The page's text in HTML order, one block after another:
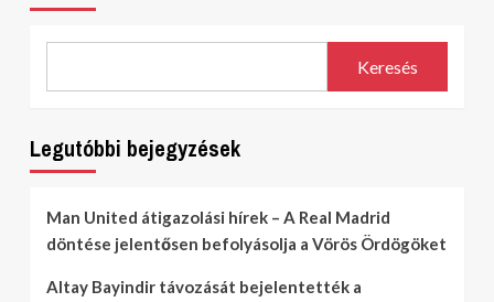
Keresés
Legutóbbi bejegyzések
Man United átigazolási hírek – A Real Madrid
döntése jelentősen befolyásolja a Vörös Ördögöket
Altay Bayindir távozását bejelentették a